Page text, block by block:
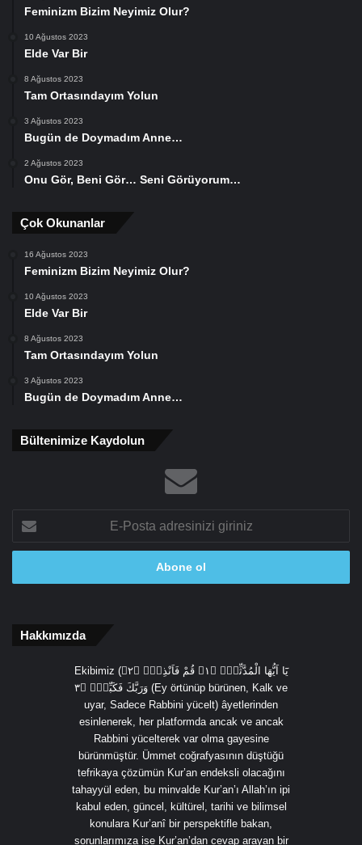
Feminizm Bizim Neyimiz Olur?
10 Ağustos 2023
Elde Var Bir
8 Ağustos 2023
Tam Ortasındayım Yolun
3 Ağustos 2023
Bugün de Doymadım Anne…
2 Ağustos 2023
Onu Gör, Beni Gör… Seni Görüyorum…
Çok Okunanlar
16 Ağustos 2023
Feminizm Bizim Neyimiz Olur?
10 Ağustos 2023
Elde Var Bir
8 Ağustos 2023
Tam Ortasındayım Yolun
3 Ağustos 2023
Bugün de Doymadım Anne…
Bültenimize Kaydolun
Posta
adresinizi
Hakkımızda
Ekibimiz (يَٓا اَيُّهَا الْمُدَّثِّرُۙ ﴿١﴾ قُمْ فَاَنْذِرْۙ ﴿٢﴾
وَرَبَّكَ فَكَبِّرْۙ ﴿٣ (Ey örtünüp bürünen, Kalk ve
uyar, Sadece Rabbini yücelt) âyetlerinden
esinlenerek, her platformda ancak ve ancak
Rabbini yücelterek var olma gayesine
bürünmüştür. Ümmet coğrafyasının düştüğü
tefrikaya çözümün Kur’an endeksli olacağını
tahayyül eden, bu minvalde Kur’an’ı Allah’ın ipi
kabul eden, güncel, kültürel, tarihi ve bilimsel
konulara Kur’anî bir perspektifle bakan,
sorunlarımıza ise Kur’an’dan cevap arayan bir